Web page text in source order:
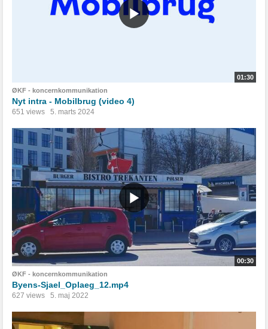
01:30
ØKF - koncernkommunikation
Nyt intra - Mobilbrug (video 4)
651 views 5. marts 2024
00:30
ØKF - koncernkommunikation
Byens-Sjael_Oplaeg_12.mp4
627 views 5. maj 2022